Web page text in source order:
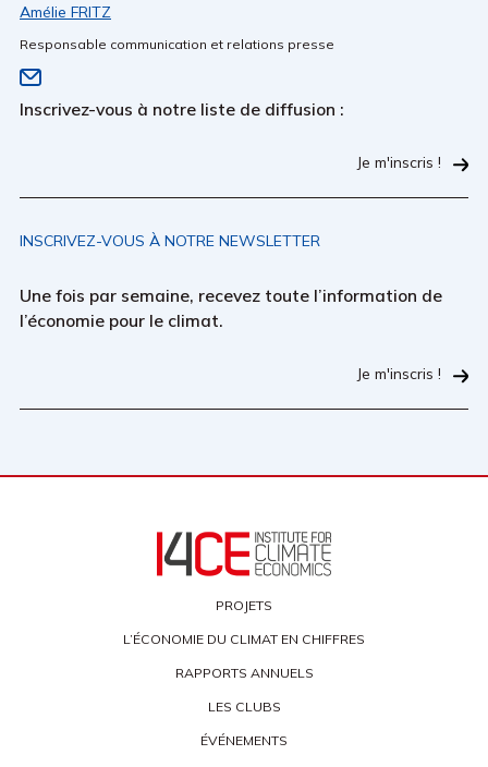
Amélie FRITZ
Responsable communication et relations presse
Inscrivez-vous à notre liste de diffusion :
Je m'inscris !
INSCRIVEZ-VOUS À NOTRE NEWSLETTER
Une fois par semaine, recevez toute l’information de
l’économie pour le climat.
Je m'inscris !
PROJETS
L’ÉCONOMIE DU CLIMAT EN CHIFFRES
RAPPORTS ANNUELS
LES CLUBS
ÉVÉNEMENTS